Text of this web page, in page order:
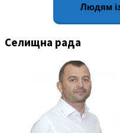
Людям
Селищна рада